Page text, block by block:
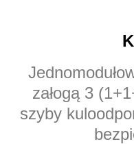
załogą 3
szyby